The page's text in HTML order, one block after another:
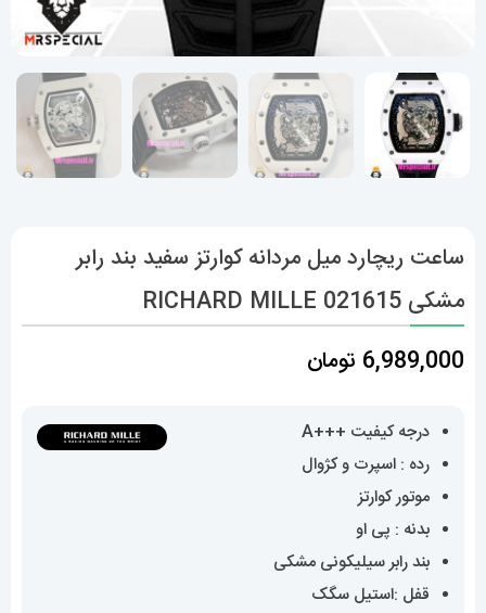
ساعت ریچارد میل مردانه کوارتز سفید بند رابر
مشکی 021615 RICHARD MILLE
6,989,000 تومان
درجه کیفیت +++A
رده : اسپرت و کژوال
موتور کوارتز
بدنه : پی او
بند رابر سیلیکونی مشکی
قفل :استیل سگک